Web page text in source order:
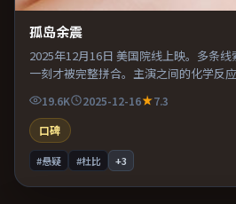
孤岛余震
2025年12月16日 美国院线上映。多条
一刻才被完整拼合。主演之间的化学反
穿全片。推荐给偏爱群像戏与命运母题的
19.6K 2025-12-16
7.3
口碑
#悬疑 #杜比 +3